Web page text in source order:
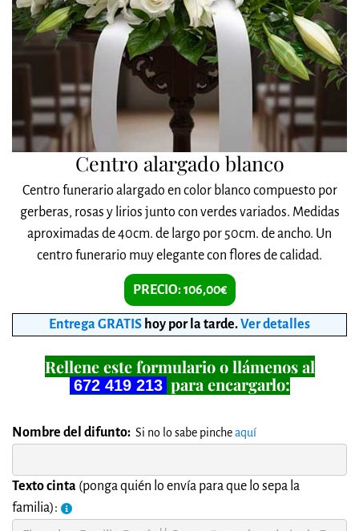
Centro alargado blanco
Centro funerario alargado en color blanco compuesto por
gerberas, rosas y lirios junto con verdes variados. Medidas
aproximadas de 40cm. de largo por 50cm. de ancho. Un
centro funerario muy elegante con flores de calidad.
PRECIO: 106,00€
Entrega GRATIS hoy por la tarde.Ver detalles
Rellene este formulario o llámenos al
672 419 213 para encargarlo:
Nombre del difunto: Si no lo sabe pincheaquí
Texto cinta (ponga quién lo envía para que lo sepa la
familia):